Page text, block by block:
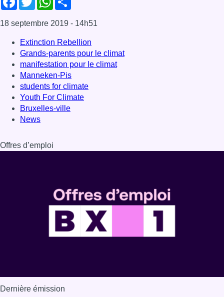
18 septembre 2019 - 14h51
Extinction Rebellion
Grands-parents pour le climat
manifestation pour le climat
Manneken-Pis
students for climate
Youth For Climate
Bruxelles-ville
News
Offres d’emploi
Dernière émission